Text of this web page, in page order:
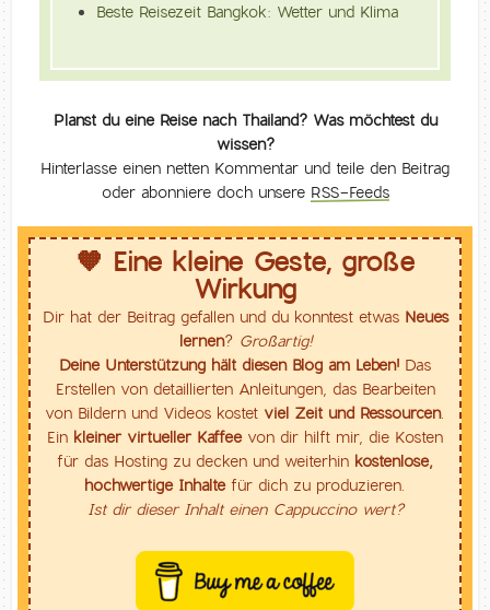
Beste Reisezeit Bangkok: Wetter und Klima
Planst du eine Reise nach Thailand? Was möchtest du
wissen?
Hinterlasse einen netten Kommentar und teile den Beitrag
oder abonniere doch unsere RSS-Feeds
🧡 Eine kleine Geste, große
Wirkung
Dir hat der Beitrag gefallen und du konntest etwas Neues
lernen? Großartig!
Deine Unterstützung hält diesen Blog am Leben! Das
Erstellen von detaillierten Anleitungen, das Bearbeiten
von Bildern und Videos kostet viel Zeit und Ressourcen.
Ein kleiner virtueller Kaffeevon dir hilft mir, die Kosten
für das Hosting zu decken und weiterhin kostenlose,
hochwertige Inhaltefür dich zu produzieren.
Ist dir dieser Inhalt einen Cappuccino wert?